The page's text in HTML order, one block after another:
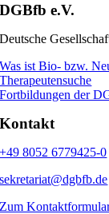
DGBfb e.V.
Deutsche
Was ist Bio- bzw.
Therapeutensuche
Fortbildungen der
Kontakt
+49 8052 6779425-0
sekretariat@dgbfb.de
Zum